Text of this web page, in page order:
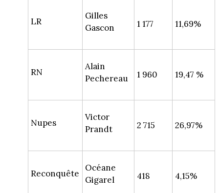
LR
Gilles
Gascon
1 177 11,69%
RN
Alain
Pechereau
1 960 19,47 %
Nupes
Victor
Prandt
2 715 26,97%
Reconquête
Océane
Gigarel
418 4,15%